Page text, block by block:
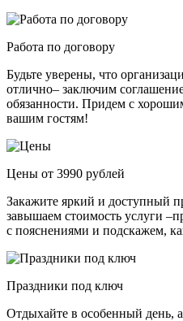
Работа по договору
Будьте уверены, что
отлично– заключим
обязанности. Придем с
вашим гостям!
Цены от 3990 рублей
Закажите яркий и доступный
завышаем стоимость услуги
с пояснениями и подскажем,
Праздники под ключ
Отдыхайте в особенный день,